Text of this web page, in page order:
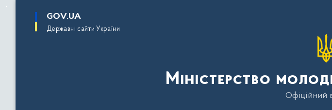
основного
GOV.UA
Державні сайти України
Міністерство
Офіційний